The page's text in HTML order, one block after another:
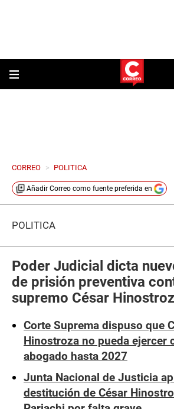
CORREO > POLITICA
Añadir Correo como fuente preferida en
POLÍTICA
Poder Judicial dicta
de prisión preventiva
supremo César
Corte Suprema dispuso que
Hinostroza no pueda ejercer
abogado hasta 2027
Junta Nacional de Justicia
destitución de César